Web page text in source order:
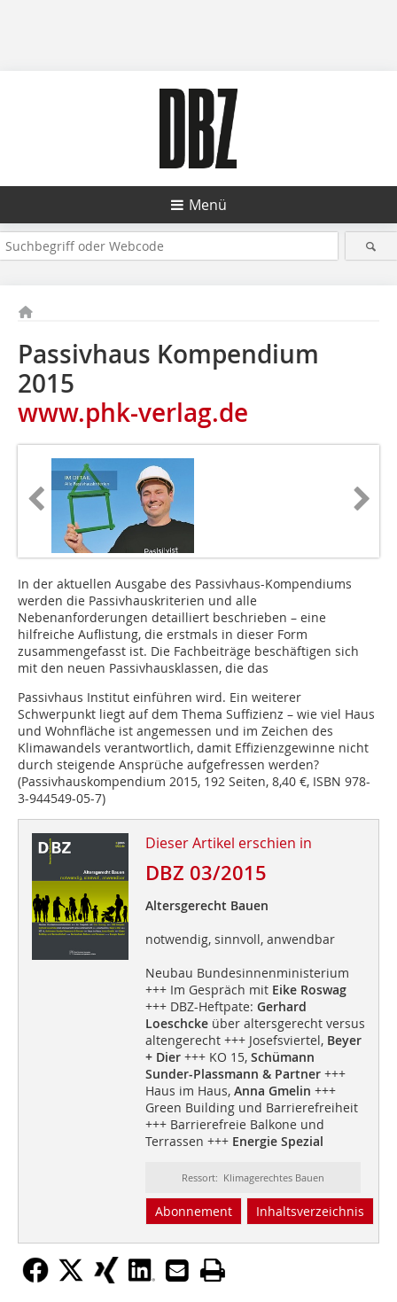
Menü
Passivhaus Kompendium
2015
www.phk-verlag.de
In der aktuellen Ausgabe des Passivhaus-Kompendiums
werden die Passivhauskriterien und alle
Nebenanforderungen detailliert beschrieben – eine
hilfreiche Auflistung, die erstmals in dieser Form
zusammengefasst ist. Die Fachbeiträge beschäftigen sich
mit den neuen Passivhausklassen, die das
Passivhaus Institut einführen wird. Ein weiterer
Schwerpunkt liegt auf dem Thema Suffizienz – wie viel Haus
und Wohnfläche ist angemessen und im Zeichen des
Klimawandels verantwortlich, damit Effizienzgewinne nicht
durch steigende Ansprüche aufgefressen werden?
(Passivhauskompendium 2015, 192 Seiten, 8,40 €, ISBN 978-
3-944549-05-7)
Dieser Artikel erschien in
DBZ 03/2015
Altersgerecht Bauen
notwendig, sinnvoll, anwendbar
Neubau Bundesinnenministerium
+++ Im Gespräch mit Eike Roswag
+++ DBZ-Heftpate: Gerhard
Loeschckeüber altersgerecht versus
altengerecht +++ Josefsviertel, Beyer
+ Dier+++ KO 15, Schümann
Sunder-Plassmann & Partner+++
Haus im Haus, Anna Gmelin +++
Green Building und Barrierefreiheit
+++ Barrierefreie Balkone und
Terrassen +++ Energie Spezial
Ressort: Klimagerechtes Bauen
Abonnement Inhaltsverzeichnis